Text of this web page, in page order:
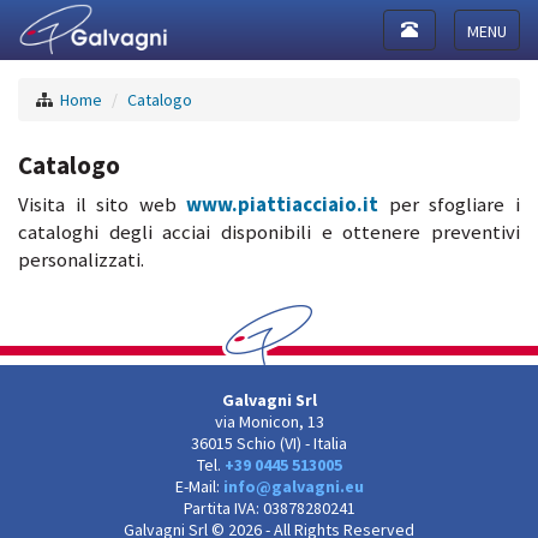
Toggle
Toggle
navigation
Home Catalogo
Catalogo
Visita il sito webwww.piattiacciaio.it per sfogliare i
cataloghi degli acciai disponibili e ottenere preventivi
personalizzati.
Galvagni Srl
via Monicon, 13
36015 Schio (VI) - Italia
Tel. +39 0445 513005
E-Mail: info@galvagni.eu
Partita IVA: 03878280241
Galvagni Srl © 2026 - All Rights Reserved